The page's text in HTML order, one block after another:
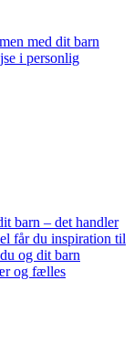
med dit barn
i personlig
barn – det handler
får du inspiration til
og dit barn
og fælles